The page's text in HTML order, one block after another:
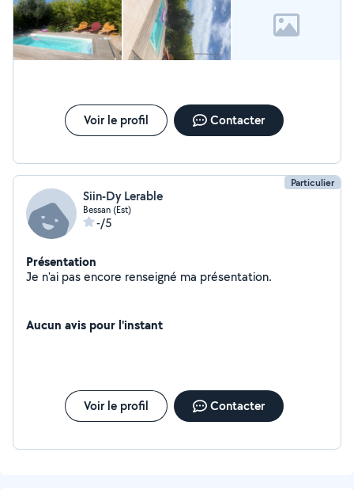
Voir le profil Contacter
Particulier
Siin-Dy Lerable
Bessan (Est)
-/5
Présentation
Je n'ai pas encore renseigné ma présentation.
Aucun avis pour l'instant
Voir le profil Contacter